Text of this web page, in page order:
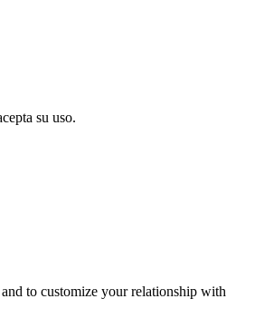
su uso.
to customize your relationship with